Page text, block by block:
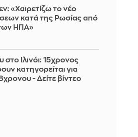
«Χαιρετίζω το νέο
κατά της Ρωσίας από
ΗΠΑ»
Ιλινόι: 15χρονος
κατηγορείται για
- Δείτε βίντεο